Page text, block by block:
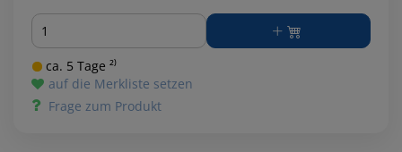
Menge
ca. 5 Tage ²⁾
auf die Merkliste setzen
Frage zum Produkt